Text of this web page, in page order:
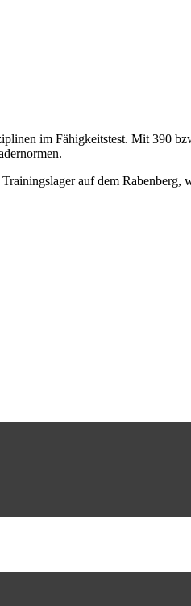
im Fähigkeitstest. Mit 390
auf dem